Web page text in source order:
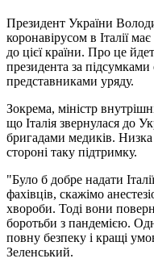
Президент України
коронавірусом в Італії
до цієї країни. Про це
президента за підсумками
представниками уряду.
Зокрема, міністр
що Італія звернулася до
бригадами медиків. Низка
стороні таку підтримку.
"Було б добре надати
фахівців, скажімо
хвороби. Тоді вони
боротьби з пандемією.
повну безпеку і кращі
Зеленський.